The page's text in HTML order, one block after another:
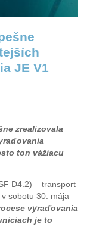
JE V1
zrealizovala
ton vážiacu
D4.2) – transport
sobotu 30. mája
vyraďovania
je to